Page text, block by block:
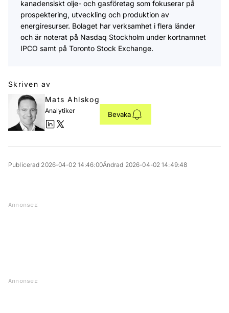
kanadensiskt olje- och gasföretag som fokuserar på
prospektering, utveckling och produktion av
energiresurser. Bolaget har verksamhet i flera länder
och är noterat på Nasdaq Stockholm under kortnamnet
IPCO samt på Toronto Stock Exchange.
Skriven av
Mats Ahlskog
Analytiker Bevaka
Publicerad 2026-04-02 14:46:00Ändrad 2026-04-02 14:49:48
Annonser
Annonser